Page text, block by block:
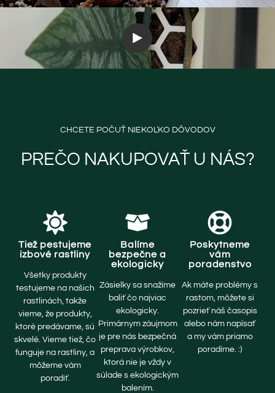
CHCETE POČUŤ NIEKOĽKO DÔVODOV
PREČO NAKUPOVAŤ U NÁS?
Tiež pestujeme
izbové rastliny
Všetky produkty
testujeme na našich
rastlinách, takže
vieme, že produkty,
ktoré predávame, sú
skvelé. Vieme tiež, čo
funguje na rastliny, a
môžeme vám
poradiť.
Balíme
bezpečne a
ekologicky
Zásielky sa snažíme
baliť čo najviac
ekologicky.
Primárnym záujmom
je pre nás bezpečná
preprava výrobkov,
ktorá nie je vždy v
súlade s ekologickým
balením.
Poskytneme
vám
poradenstvo
Ak máte problémy s
rastom, môžete si
pozrieť náš časopis
alebo nám napísať
a my vám priamo
poradíme. :)